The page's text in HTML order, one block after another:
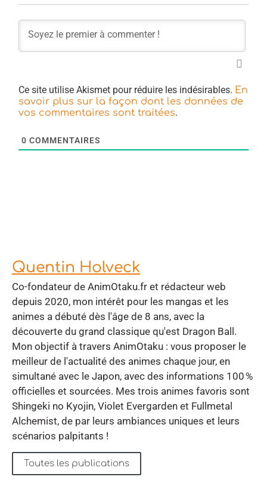
Ce site utilise Akismet pour réduire les indésirables. En
savoir plus sur la façon dont les données de
vos commentaires sont traitées.
0 COMMENTAIRES
Quentin Holveck
Co-fondateur de AnimOtaku.fr et rédacteur web
depuis 2020, mon intérêt pour les mangas et les
animes a débuté dès l'âge de 8 ans, avec la
découverte du grand classique qu'est Dragon Ball.
Mon objectif à travers AnimOtaku : vous proposer le
meilleur de l'actualité des animes chaque jour, en
simultané avec le Japon, avec des informations 100 %
officielles et sourcées. Mes trois animes favoris sont
Shingeki no Kyojin, Violet Evergarden et Fullmetal
Alchemist, de par leurs ambiances uniques et leurs
scénarios palpitants !
Toutes les publications